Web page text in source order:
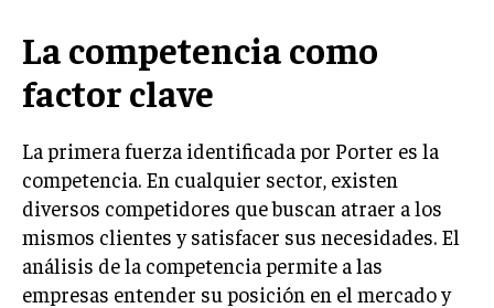
COMUNICACIÓN CORPORATIVA
GESTIÓN DE MARCA
ANÁLISIS DE COMPETENCIA
GESTIÓN DE CLIENTES
EMPRENDIMIENTO
INNOVACIÓN EMPRESARIAL
La competencia como
factor clave
La primera fuerza identificada por Porter es la
competencia. En cualquier sector, existen
diversos competidores que buscan atraer a los
mismos clientes y satisfacer sus necesidades. El
análisis de la competencia permite a las
empresas entender su posición en el mercado y